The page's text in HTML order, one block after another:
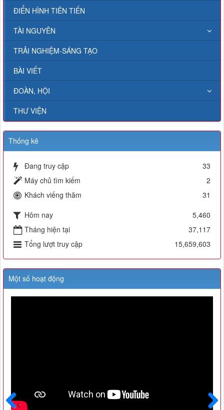
ĐIỂN HÌNH TIÊN TIẾN
TÀI NGUYÊN
TRẢI NGHIỆM-SÁNG TẠO
BÀI VIẾT
ĐOÀN, HỘI
THƯ VIỆN
Thống kê
Đang truy cập
33
Máy chủ tìm kiếm
2
Khách viếng thăm
31
Hôm nay
5,460
Tháng hiện tại
37,117
Tổng lượt truy cập
15,659,603
Một số hoạt động